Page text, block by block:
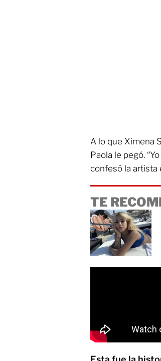
A lo que Ximena
Paola le pegó.
confesó la artista
TE